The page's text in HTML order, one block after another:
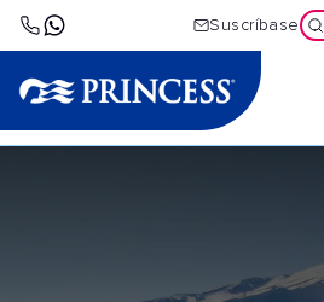
Suscríbase